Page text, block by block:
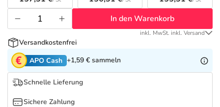
Tierapotheke
Vitamine & Mineralstoffe
Marken
Salus Deals
In den Warenkorb
inkl. MwSt. inkl. Versand
Versandkostenfrei
APO Cash +1,59 € sammeln
Schnelle Lieferung
Sichere Zahlung